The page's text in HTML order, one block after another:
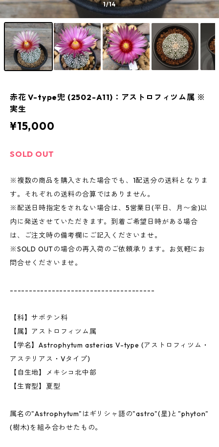
1/14
赤花 V-type兜 (2502-A11)：アストロフィツム属 ※
実生
¥15,000
SOLD OUT
※複数の商品を購入された場合でも、1配送分の送料となりま
す。それぞれの送料の合算ではありません。
※配送日時指定をされない場合は、5営業日(平日、月〜金)以
内に発送させていただきます。到着ご希望日時がある場合
は、ご注文時の備考欄にご記入くださいませ。
※SOLD OUTの場合の再入荷のご依頼承ります。お気軽にお
問合せくださいませ。
--------------------------------------
【科】サボテン科
【属】アストロフィツム属
【学名】Astrophytum asterias V-type (アストロフィツム・
アステリアス・Vタイプ)
【自生地】メキシコ北中部
【生育型】夏型
属名の"Astrophytum"はギリシャ語の"astro"(星)と"phyton"
(樹木)を組み合わせたもの。